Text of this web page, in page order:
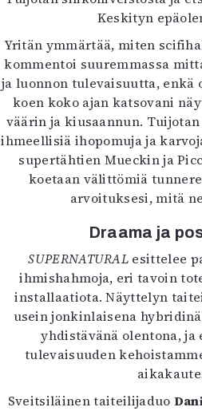
Keskityn
Yritän ymmärtää, miten
kommentoi suuremmassa
ja luonnon tulevaisuutta, enkä
koen koko ajan katsovani
väärin ja kiusaannun.
ihmeellisiä ihopomuja ja
supertähtien Mueckin ja
koetaan välittömiä
arvoituksesi, mitä
Draama ja
SUPERNATURAL esittelee
ihmishahmoja, eri tavoin
installaatiota. Näyttelyn
usein jonkinlaisena
yhdistävänä olentona,
tulevaisuuden
Sveitsiläinen taiteilijaduo